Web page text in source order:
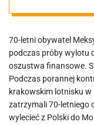
70-letni obywatel
podczas próby wylotu
oszustwa finansowe.
Podczas porannej
krakowskim lotnisku
zatrzymali 70-letniego
wylecieć z Polski do